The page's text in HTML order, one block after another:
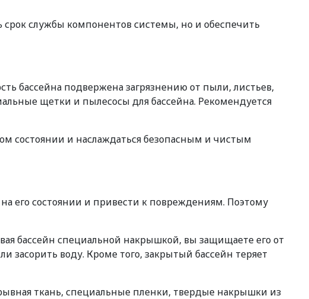
срок службы компонентов системы, но и обеспечить
бассейна подвержена загрязнению от пыли, листьев,
щетки и пылесосы для бассейна. Рекомендуется
состоянии и наслаждаться безопасным и чистым
его состоянии и привести к повреждениям. Поэтому
бассейн специальной накрышкой, вы защищаете его от
засорить воду. Кроме того, закрытый бассейн теряет
ткань, специальные пленки, твердые накрышки из